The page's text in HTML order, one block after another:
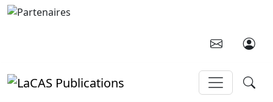
Aller au contenu principal